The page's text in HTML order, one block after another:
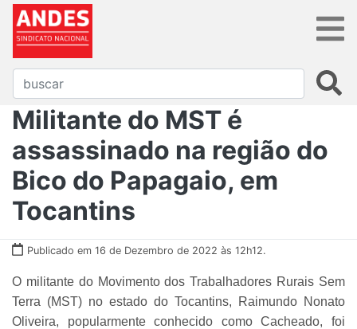
Militante do MST é
assassinado na região do
Bico do Papagaio, em
Tocantins
Publicado em 16 de Dezembro de 2022 às 12h12.
O militante do Movimento dos Trabalhadores Rurais Sem
Terra (MST) no estado do Tocantins, Raimundo Nonato
Oliveira, popularmente conhecido como Cacheado, foi